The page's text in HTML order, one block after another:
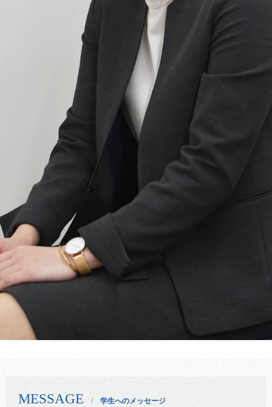
MESSAGE 学生へのメッセージ